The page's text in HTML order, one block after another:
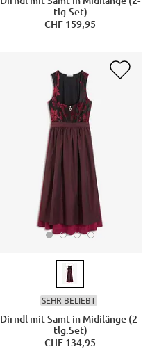
tlg.Set)
CHF 159,95
SEHR BELIEBT
Dirndl mit Samt in Midilänge (2-
tlg.Set)
CHF 134,95